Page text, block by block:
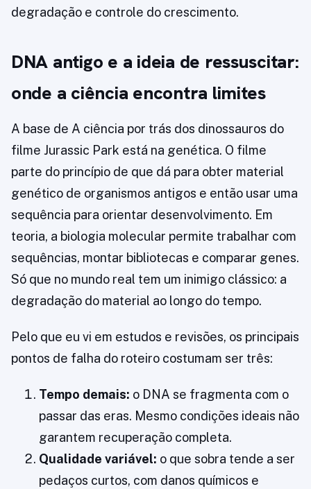
degradação e controle do crescimento.
DNA antigo e a ideia de ressuscitar:
onde a ciência encontra limites
A base de A ciência por trás dos dinossauros do
filme Jurassic Park está na genética. O filme
parte do princípio de que dá para obter material
genético de organismos antigos e então usar uma
sequência para orientar desenvolvimento. Em
teoria, a biologia molecular permite trabalhar com
sequências, montar bibliotecas e comparar genes.
Só que no mundo real tem um inimigo clássico: a
degradação do material ao longo do tempo.
Pelo que eu vi em estudos e revisões, os principais
pontos de falha do roteiro costumam ser três:
Tempo demais: o DNA se fragmenta com o
passar das eras. Mesmo condições ideais não
garantem recuperação completa.
Qualidade variável: o que sobra tende a ser
pedaços curtos, com danos químicos e